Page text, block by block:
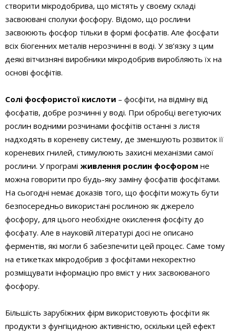
створити мікродобрива, що містять у своєму складі
засвоювані сполуки фосфору. Відомо, що рослини
засвоюють фосфор тільки в формі фосфатів. Але фосфати
всіх біогенних металів нерозчинні в воді. У зв’язку з цим
деякі вітчизняні виробники мікродобрив виробляють їх на
основі фосфітів.
Солі фосфористої кислоти – фосфіти, на відміну від
фосфатів, добре розчинні у воді. При обробці вегетуючих
рослин водними розчинами фосфітів останні з листя
надходять в кореневу систему, де зменшують розвиток її
кореневих гнилей, стимулюють захисні механізми самої
рослини. У програмі живлення рослин фосфором не
можна говорити про будь-яку заміну фосфатів фосфітами.
На сьогодні немає доказів того, що фосфіти можуть бути
безпосередньо використані рослиною як джерело
фосфору, для цього необхідне окислення фосфіту до
фосфату. Але в науковій літературі досі не описано
ферментів, які могли б забезпечити цей процес. Саме тому
на етикетках мікродобрив з фосфітами некоректно
розміщувати інформацію про вміст у них засвоюваного
фосфору.
Більшість зарубіжних фірм використовують фосфіти як
продукти з фунгіцидною активністю, оскільки цей ефект